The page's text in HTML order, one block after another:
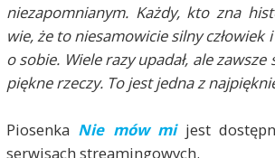
niezapomnianym. Każdy, kto zna
wie, że to niesamowicie silny człowiek
o sobie. Wiele razy upadał, ale zawsze
piękne rzeczy. To jest jedna z
Piosenka Nie mów mijest
serwisach streamingowych.